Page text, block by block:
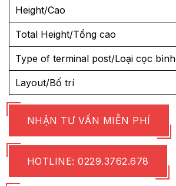
Height/Cao
Total Height/Tổng cao
Type of terminal post/Loại cọc bình
Layout/Bố trí
NHẬN TƯ VẤN MIỄN PHÍ
HOTLINE: 0229.3762.678